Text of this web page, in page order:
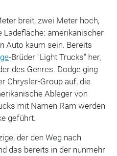
breit, zwei Meter hoch,
Ladefläche: amerikanischer
Auto kaum sein. Bereits
-Brüder "Light Trucks" her,
des Genres. Dodge ging
Chrysler-Group auf, die
Ableger von
mit Namen Ram werden
geführt.
der den Weg nach
das bereits in der nunmehr